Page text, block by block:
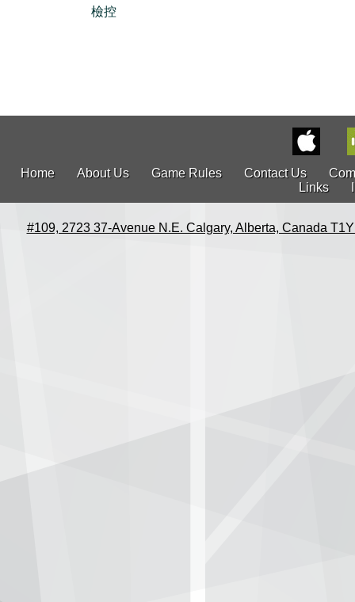
檢控
Home About Us Game Rules Contact Us
Links
#109, 2723 37-Avenue N.E. Calgary, Alberta, Canada